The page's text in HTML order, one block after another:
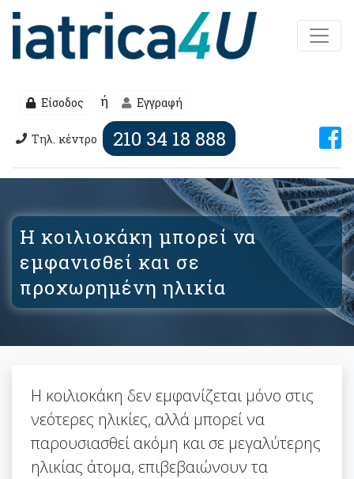
Είσοδος ή Εγγραφή
Τηλ. κέντρο 210 34 18 888
Η κοιλιοκάκη μπορεί να
εμφανισθεί και σε
προχωρημένη ηλικία
Η κοιλιοκάκη δεν εμφανίζεται μόνο στις
νεότερες ηλικίες, αλλά μπορεί να
παρουσιασθεί ακόμη και σε μεγαλύτερης
ηλικίας άτομα, επιβεβαιώνουν τα